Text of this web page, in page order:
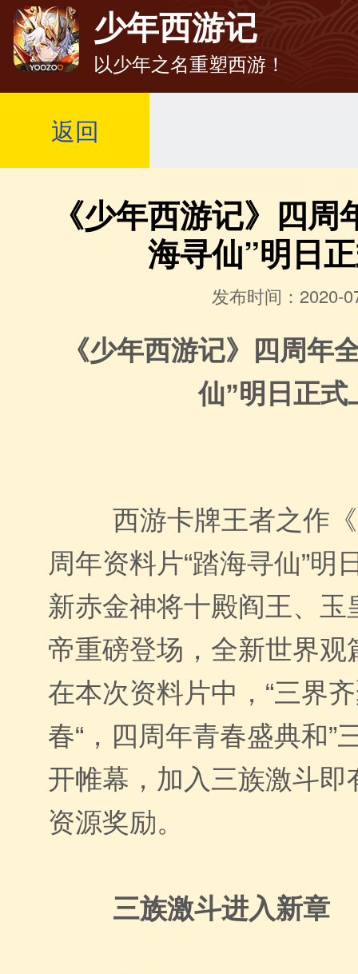
少年西游记
以少年之名重塑西游！
返回
《少年西游记》四
海寻仙”明日
发布时间：2020-
《少年西游记》四周年
仙”明日正式
西游卡牌王者之作
周年资料片“踏海寻仙”明
新赤金神将十殿阎王、玉
帝重磅登场，全新世界观
在本次资料片中，“三界
春“，四周年青春盛典和”
开帷幕，加入三族激斗即
资源奖励。
三族激斗进入新章